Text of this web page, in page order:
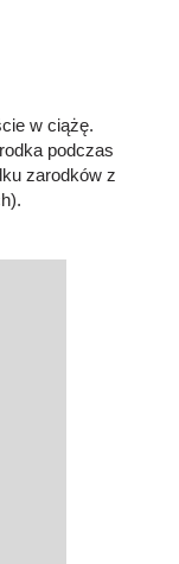
w ciążę.
podczas
zarodków z